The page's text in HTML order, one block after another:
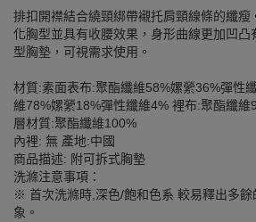
排扣開襟結合繞頸綁帶襯托肩頸線條的纖瘦
化胸型並具有收腰效果，身形曲線更加凹凸
型胸墊，可視需求使用。
材質:素面表布:聚酯纖維58%嫘縈36%彈性
維78%嫘縈18%彈性纖維4% 裡布:聚酯纖維
層材質:聚酯纖維100%
內裡: 無 產地:中國
商品描述: 附可拆式胸墊
洗滌注意事項：
※ 首次洗滌時,深色/飽和色系 較易釋出多
象。